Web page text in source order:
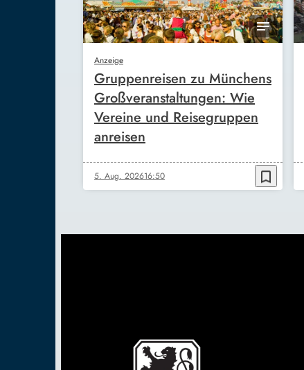
Anzeige
Gruppenreisen zu Münchens
Großveranstaltungen: Wie
Vereine und Reisegruppen
anreisen
5. Aug. 202616:50 bookmark_border